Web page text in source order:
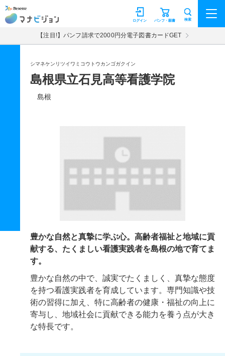
マナビジョン パンフ・願書
ログイン 検索
【注目!】パンフ請求で2000円分電子図書カードGET
シマネケンリツイワミコウトウカンゴガクイン
島根県立石見高等看護学院
島根
豊かな自然と真摯に学ぶ心。高齢者福祉と地域に貢
献する、たくましい看護実践者を島根の地で育てま
す。
豊かな自然の中で、誠実でたくましく、真摯な態度
を持つ看護実践者を育成しています。専門知識や技
術の習得に加え、特に高齢者の健康・福祉の向上に
寄与し、地域社会に貢献できる能力を養う点が大き
な特長です。